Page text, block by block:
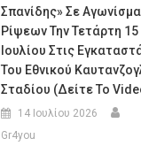
Σπανίδης» Σε
Ρίψεων Την Τετάρτη 15
Ιουλίου Στις
Του Εθνικού
Σταδίου (Δείτε Το
14 Ιουλίου 2026
Gr4you